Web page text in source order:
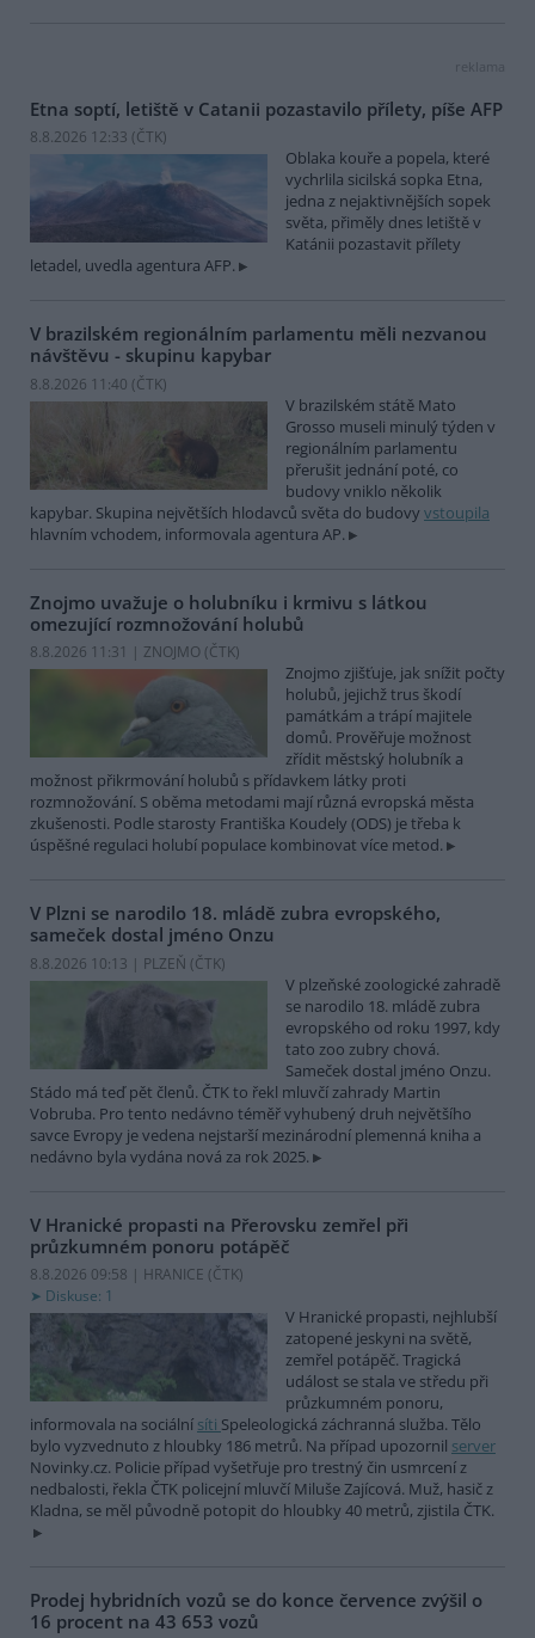
reklama
Etna soptí, letiště v Catanii pozastavilo přílety, píše AFP
8.8.2026 12:33 (ČTK)
Oblaka kouře a popela, které
vychrlila sicilská sopka Etna,
jedna z nejaktivnějších sopek
světa, přiměly dnes letiště v
Katánii pozastavit přílety
letadel, uvedla agentura AFP.
V brazilském regionálním parlamentu měli nezvanou
návštěvu - skupinu kapybar
8.8.2026 11:40 (ČTK)
V brazilském státě Mato
Grosso museli minulý týden v
regionálním parlamentu
přerušit jednání poté, co
budovy vniklo několik
kapybar. Skupina největších hlodavců světa do budovy vstoupila
hlavním vchodem, informovala agentura AP.
Znojmo uvažuje o holubníku i krmivu s látkou
omezující rozmnožování holubů
8.8.2026 11:31 | ZNOJMO (ČTK)
Znojmo zjišťuje, jak snížit počty
holubů, jejichž trus škodí
památkám a trápí majitele
domů. Prověřuje možnost
zřídit městský holubník a
možnost přikrmování holubů s přídavkem látky proti
rozmnožování. S oběma metodami mají různá evropská města
zkušenosti. Podle starosty Františka Koudely (ODS) je třeba k
úspěšné regulaci holubí populace kombinovat více metod.
V Plzni se narodilo 18. mládě zubra evropského,
sameček dostal jméno Onzu
8.8.2026 10:13 | PLZEŇ (ČTK)
V plzeňské zoologické zahradě
se narodilo 18. mládě zubra
evropského od roku 1997, kdy
tato zoo zubry chová.
Sameček dostal jméno Onzu.
Stádo má teď pět členů. ČTK to řekl mluvčí zahrady Martin
Vobruba. Pro tento nedávno téměř vyhubený druh největšího
savce Evropy je vedena nejstarší mezinárodní plemenná kniha a
nedávno byla vydána nová za rok 2025.
V Hranické propasti na Přerovsku zemřel při
průzkumném ponoru potápěč
8.8.2026 09:58 | HRANICE (ČTK)
Diskuse: 1
V Hranické propasti, nejhlubší
zatopené jeskyni na světě,
zemřel potápěč. Tragická
událost se stala ve středu při
průzkumném ponoru,
informovala na sociální síti Speleologická záchranná služba. Tělo
bylo vyzvednuto z hloubky 186 metrů. Na případ upozornil server
Novinky.cz. Policie případ vyšetřuje pro trestný čin usmrcení z
nedbalosti, řekla ČTK policejní mluvčí Miluše Zajícová. Muž, hasič z
Kladna, se měl původně potopit do hloubky 40 metrů, zjistila ČTK.
Prodej hybridních vozů se do konce července zvýšil o
16 procent na 43 653 vozů